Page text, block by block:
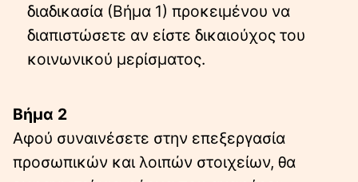
διαδικασία (Βήμα 1) προκειμένου να
διαπιστώσετε αν είστε δικαιούχος του
κοινωνικού μερίσματος.
Βήμα 2
Αφού συναινέσετε στην επεξεργασία
προσωπικών και λοιπών στοιχείων, θα